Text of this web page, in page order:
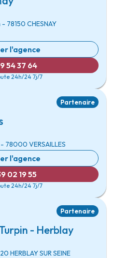
- 78150 CHESNAY
l'agence
54 37 64
24h/24 7j/7
Partenaire
- 78000 VERSAILLES
l'agence
02 19 55
24h/24 7j/7
Partenaire
- Herblay
HERBLAY SUR SEINE